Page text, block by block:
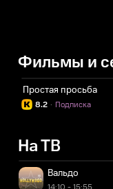
Фильмы и
Простая просьба
8.2 Подписка
·
На ТВ
Вальдо